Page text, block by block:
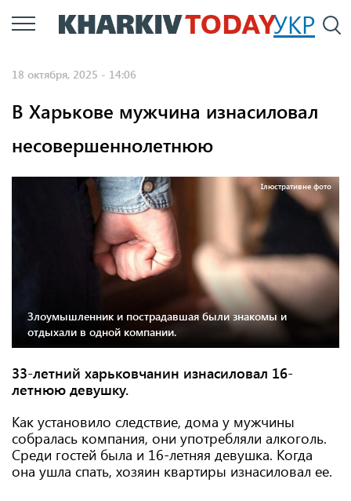
Перейти
к
УКР
18 октября, 2025 - 14:06
В Харькове мужчина изнасиловал
несовершеннолетнюю
Ілюстративне фото
Злоумышленник и пострадавшая были знакомы и
отдыхали в одной компании.
33-летний харьковчанин изнасиловал 16-
летнюю девушку.
Как установило следствие, дома у мужчины
собралась компания, они употребляли алкоголь.
Среди гостей была и 16-летняя девушка. Когда
она ушла спать, хозяин квартиры изнасиловал ее.